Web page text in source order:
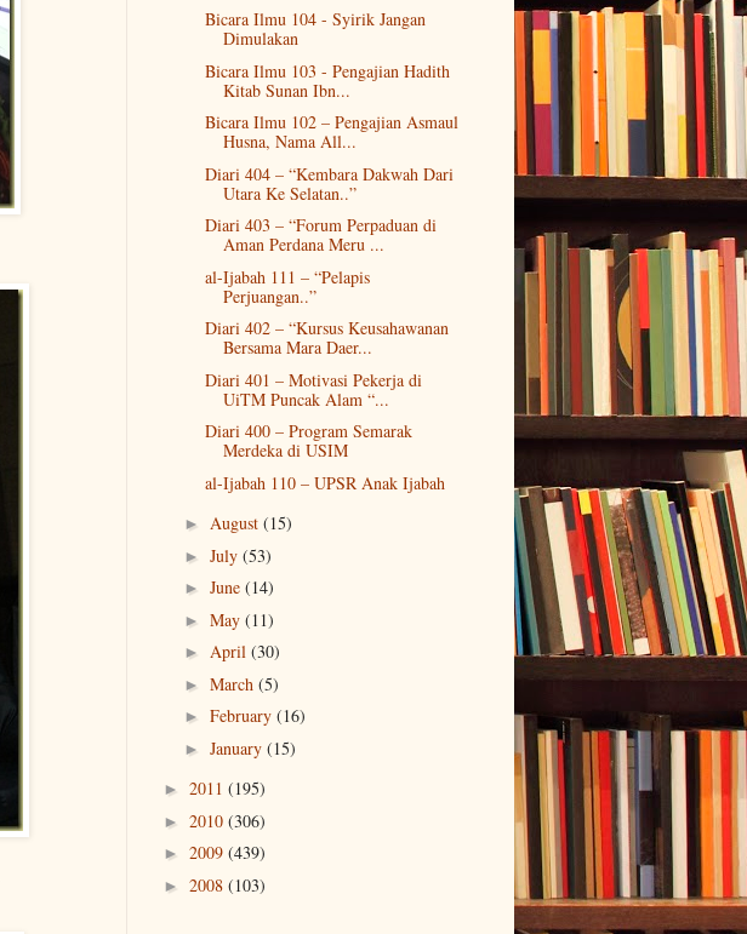
Bicara Ilmu 104 - Syirik Jangan
Dimulakan
Bicara Ilmu 103 - Pengajian Hadith
Kitab Sunan Ibn...
Bicara Ilmu 102 – Pengajian Asmaul
Husna, Nama All...
Diari 404 – “Kembara Dakwah Dari
Utara Ke Selatan..”
Diari 403 – “Forum Perpaduan di
Aman Perdana Meru ...
al-Ijabah 111 – “Pelapis
Perjuangan..”
Diari 402 – “Kursus Keusahawanan
Bersama Mara Daer...
Diari 401 – Motivasi Pekerja di
UiTM Puncak Alam “...
Diari 400 – Program Semarak
Merdeka di USIM
al-Ijabah 110 – UPSR Anak Ijabah
► August (15)
► July (53)
► June (14)
► May (11)
► April (30)
► March (5)
► February (16)
► January (15)
► 2011 (195)
► 2010 (306)
► 2009 (439)
► 2008 (103)